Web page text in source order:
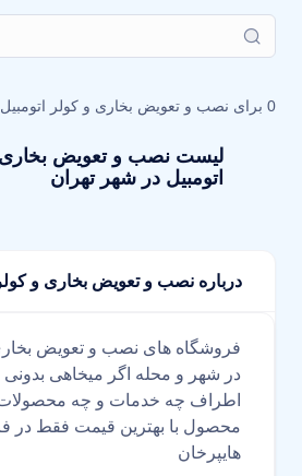
0 برای نصب و تعویض بخاری و کولر اتومبیل
لیست نصب و تعویض بخاری
اتومبیل در شهر تهران
درباره نصب و تعویض بخاری و
فروشگاه های نصب و تعویض
در شهر و محله اگر میخاهی
اطراف چه خدمات و چه محصولات
محصول با بهترین قیمت فقط در
هایپرخان